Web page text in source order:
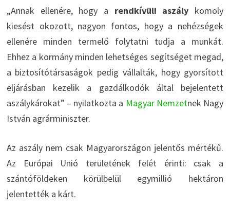
„Annak ellenére, hogy a rendkívüli aszály komoly
kiesést okozott, nagyon fontos, hogy a nehézségek
ellenére minden termelő folytatni tudja a munkát.
Ehhez a kormány minden lehetséges segítséget megad,
a biztosítótársaságok pedig vállalták, hogy gyorsított
eljárásban kezelik a gazdálkodók által bejelentett
aszálykárokat” – nyilatkozta a Magyar Nemzetnek Nagy
István agrárminiszter.
Az aszály nem csak Magyarországon jelentős mértékű.
Az Európai Unió területének felét érinti: csak a
szántóföldeken körülbelül egymillió hektáron
jelentették a kárt.